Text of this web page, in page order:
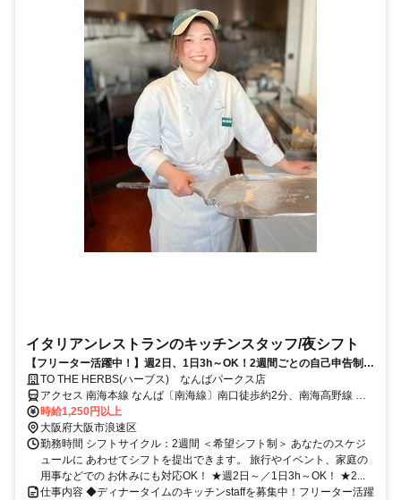
イタリアンレストランのキッチンスタッフ/夜シフト
【フリーター活躍中！】週2日、1日3h～OK！2週間ごとの自己申告制シ
フトで融通も◎従業員割引あり！
TO THE HERBS(ハーブス) なんばパークス店
アクセス 南海本線 なんば〔南海線〕南口徒歩約2分、南海高野線 な
んば〔南海線〕南口徒歩約2分、OsakaMetro御堂筋線 なんば
〔Osaka5番口徒歩約5分
時給1,250円以上
大阪府大阪市浪速区
勤務時間 シフトサイクル：2週間 ＜希望シフト制＞ あなたのスケジ
ュールに あわせてシフトを提出できます。 旅行やイベント、家庭の
用事などでの お休みにも対応OK！ ★週2日～／1日3h～OK！ ★2...
仕事内容 ◆ディナータイムのキッチンstaffを募集中！フリーター活躍